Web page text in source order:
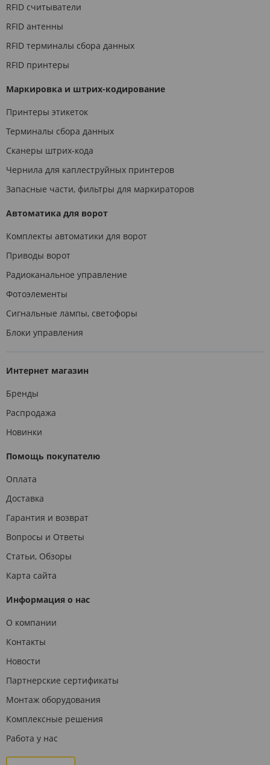
RFID считыватели
RFID антенны
RFID терминалы сбора данных
RFID принтеры
Маркировка и штрих-кодирование
Принтеры этикеток
Терминалы сбора данных
Сканеры штрих-кода
Чернила для каплеструйных принтеров
Запасные части, фильтры для маркираторов
Автоматика для ворот
Комплекты автоматики для ворот
Приводы ворот
Радиоканальное управление
Фотоэлементы
Сигнальные лампы, светофоры
Блоки управления
Интернет магазин
Бренды
Распродажа
Новинки
Помощь покупателю
Оплата
Доставка
Гарантия и возврат
Вопросы и Ответы
Статьи, Обзоры
Карта сайта
Информация о нас
О компании
Контакты
Новости
Партнерские сертификаты
Монтаж оборудования
Комплексные решения
Работа у нас